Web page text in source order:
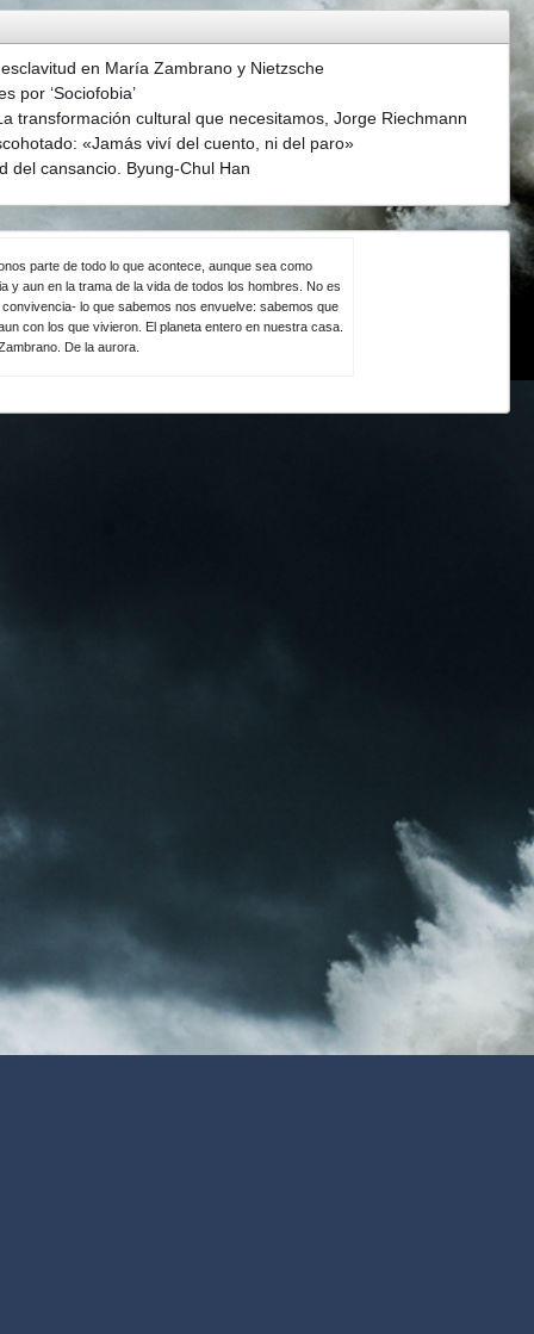
en María Zambrano y Nietzsche
por ‘Sociofobia’
transformación cultural que necesitamos, Jorge Riechmann
«Jamás viví del cuento, ni del paro»
del cansancio. Byung-Chul Han
parte de todo lo que acontece, aunque sea como
y aun en la trama de la vida de todos los hombres. No es
lo que sabemos nos envuelve: sabemos que
con los que vivieron. El planeta entero en nuestra casa.
De la aurora.